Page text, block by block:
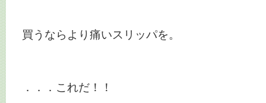
買うならより痛いスリッパを。
．．．これだ！！